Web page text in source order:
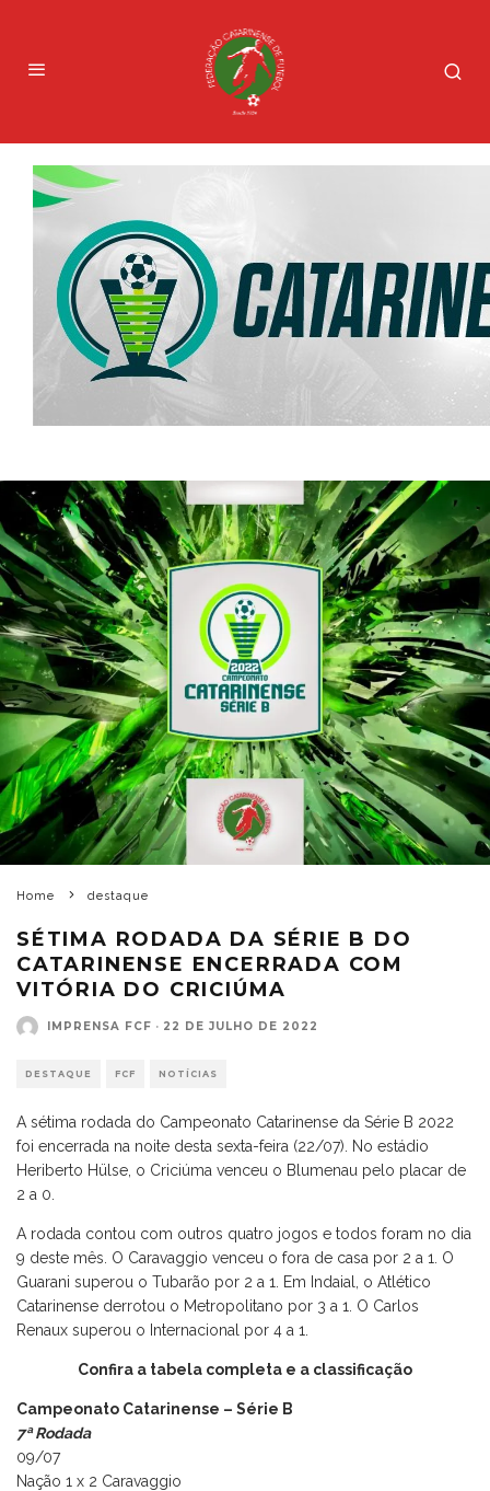
Home destaque
SÉTIMA RODADA DA SÉRIE B DO
CATARINENSE ENCERRADA COM
VITÓRIA DO CRICIÚMA
IMPRENSA FCF · 22 DE JULHO DE 2022
DESTAQUE FCF NOTÍCIAS
A sétima rodada do Campeonato Catarinense da Série B 2022
foi encerrada na noite desta sexta-feira (22/07). No estádio
Heriberto Hülse, o Criciúma venceu o Blumenau pelo placar de
2 a 0.
A rodada contou com outros quatro jogos e todos foram no dia
9 deste mês. O Caravaggio venceu o fora de casa por 2 a 1. O
Guarani superou o Tubarão por 2 a 1. Em Indaial, o Atlético
Catarinense derrotou o Metropolitano por 3 a 1. O Carlos
Renaux superou o Internacional por 4 a 1.
Confira a tabela completa e a classificação
Campeonato Catarinense – Série B
7ª Rodada
09/07
Nação 1 x 2 Caravaggio